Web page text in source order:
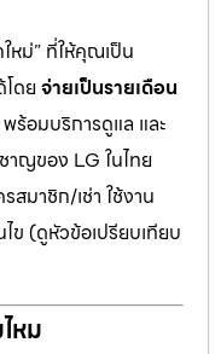
หม่” ที่ให้คุณเป็น
โดย จ่ายเป็นรายเดือน
ร้อมบริการดูแล และ
าญของ LG ในไทย
สมาชิก/เช่า ใช้งาน
ข (ดูหัวข้อเปรียบเทียบ
หม